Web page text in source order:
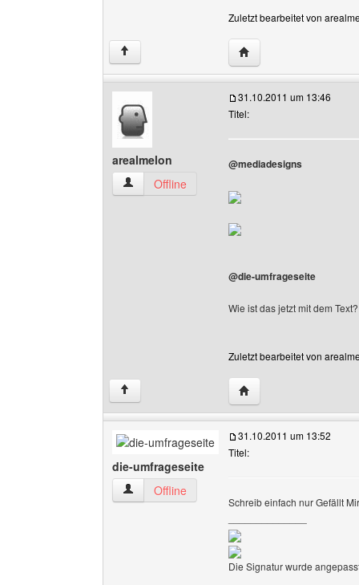
Zuletzt bearbeitet von
↑ Website dieses
arealmelon
arealmelon Benutzer-Profile anzeigen
Offline
31.10.2011 um 13:46
Titel:
@mediadesigns
@die-umfrageseite
Wie ist das jetzt mit dem
Zuletzt bearbeitet von
↑ Website dieses
die-umfrageseite
die-umfrageseite Benutzer-Profile anzeigen
Offline
31.10.2011 um 13:52
Titel:
Schreib einfach nur Gefällt
Die Signatur wurde